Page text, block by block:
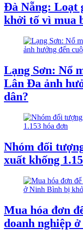
Đà Nẵng: Loạt
khởi tố vì mua
Lạng Sơn: Nổ
Lân Đa ảnh
dân?
Nhóm đối
xuất khống
Mua hóa đơn
doanh nghiệp